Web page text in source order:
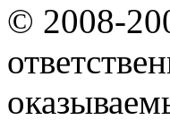
© 2008-